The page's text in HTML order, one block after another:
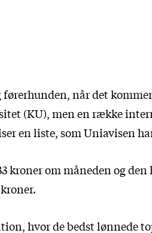
når det
(KU), men en række
en liste, som Uniavisen
kroner om måneden og
hvor de bedst lønnede